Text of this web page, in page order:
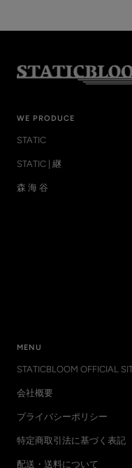
WE PRODUCE
STATIC
STATIC | 継
森 海 谷
MENU
STATICBLOOM OFFICIAL
会社概要
プライバシーポリシー
特定商取引法に基づく表記
配送・送料について